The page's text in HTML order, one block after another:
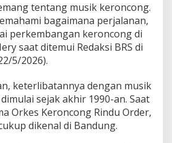
tentang musik keroncong.
bagaimana perjalanan,
perkembangan keroncong di
saat ditemui Redaksi BRS di
5/2026).
keterlibatannya dengan musik
sejak akhir 1990-an. Saat
Orkes Keroncong Rindu Order,
dikenal di Bandung.